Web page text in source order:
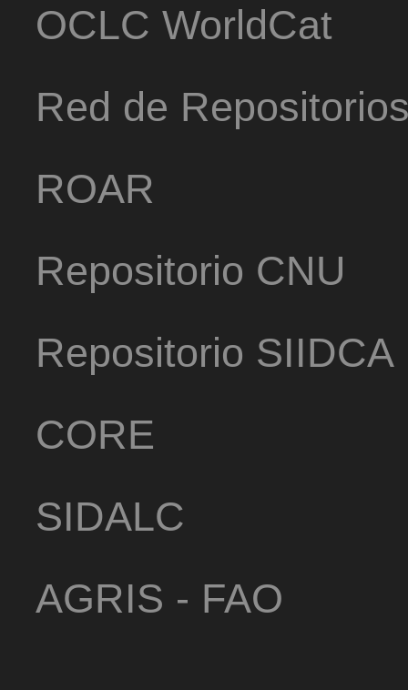
OCLC WorldCat
Red de
ROAR
Repositorio CNU
Repositorio SIIDCA
CORE
SIDALC
AGRIS - FAO